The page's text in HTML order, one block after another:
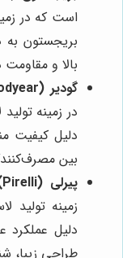
است که در
بریجستون به
بالا و
گودیر (Goodyear):
در زمینه
دلیل کیفیت
بین
پیرلی (Pirelli):
زمینه تولید
دلیل عملکرد
طراحی زیبا،